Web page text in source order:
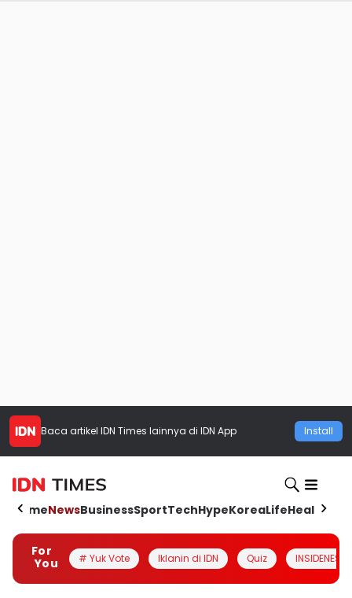
Baca artikel IDN Times lainnya di IDN App Install
HomeNewsBusinessSportTechHypeKoreaLifeHealth
For
You
# Yuk Vote Iklanin di IDN Quiz INSIDENESIA